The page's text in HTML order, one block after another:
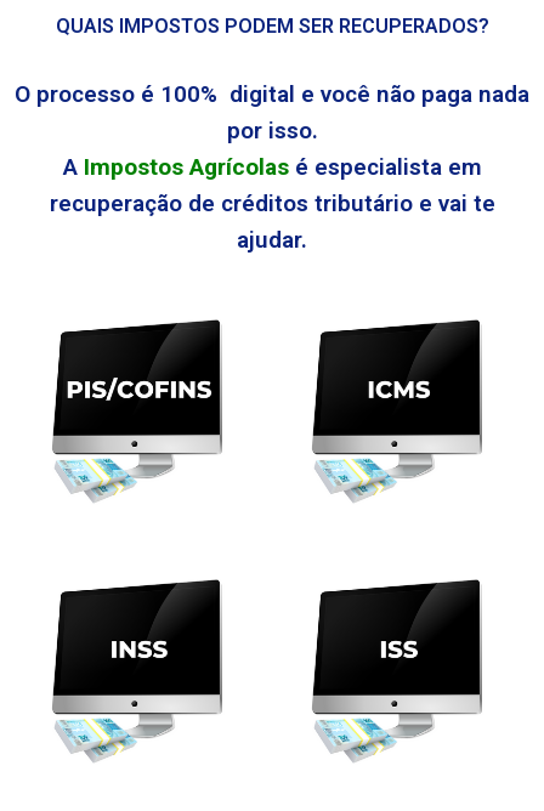
QUAIS IMPOSTOS PODEM SER RECUPERADOS?
O processo é 100% digital e você não paga nada
por isso.
A Impostos Agrícolasé especialista em
recuperação de créditos tributário e vai te
ajudar.